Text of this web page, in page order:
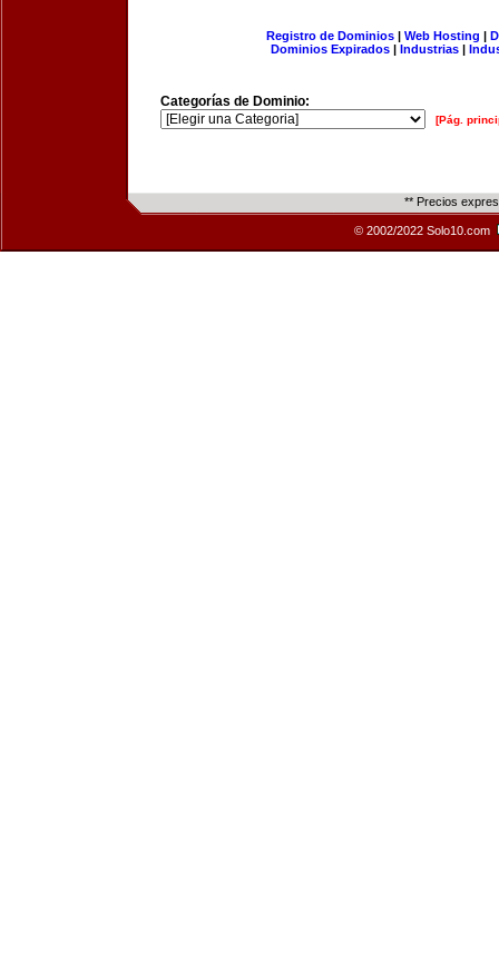
Registro de Dominios| Web Hosting |
Dominios Expirados | Industrias |
Categorías de Dominio:
[Pág.
** Precios
© 2002/2022 Solo10.com